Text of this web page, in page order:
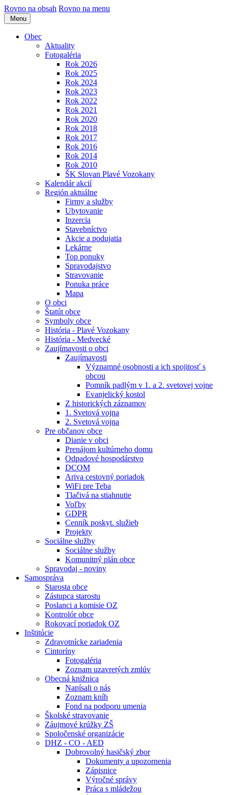
Rovno na obsah Rovno na menu
Menu
Obec
Aktuality
Fotogaléria
Rok 2026
Rok 2025
Rok 2024
Rok 2023
Rok 2022
Rok 2021
Rok 2020
Rok 2018
Rok 2017
Rok 2016
Rok 2014
Rok 2010
ŠK Slovan Plavé Vozokany
Kalendár akcií
Región aktuálne
Firmy a služby
Ubytovanie
Inzercia
Stavebníctvo
Akcie a podujatia
Lekárne
Top ponuky
Spravodajstvo
Stravovanie
Ponuka práce
Mapa
O obci
Štatút obce
Symboly obce
História - Plavé Vozokany
História - Medvecké
Zaujímavosti o obci
Zaujímavosti
Významné osobnosti a ich spojitosť s
obcou
Pomník padlým v 1. a 2. svetovej vojne
Evanjelický kostol
Z historických záznamov
1. Svetová vojna
2. Svetová vojna
Pre občanov obce
Dianie v obci
Prenájom kultúrneho domu
Odpadové hospodárstvo
DCOM
Ariva cestovný poriadok
WiFi pre Teba
Tlačivá na stiahnutie
Voľby
GDPR
Cenník poskyt. služieb
Projekty
Sociálne služby
Sociálne služby
Komunitný plán obce
Spravodaj - noviny
Samospráva
Starosta obce
Zástupca starostu
Poslanci a komisie OZ
Kontrolór obce
Rokovací poriadok OZ
Inštitúcie
Zdravotnícke zariadenia
Cintoríny
Fotogaléria
Zoznam uzavretých zmlúv
Obecná knižnica
Napísali o nás
Zoznam kníh
Fond na podporu umenia
Školské stravovanie
Záujmové krúžky ZŠ
Spoločenské organizácie
DHZ - CO - AED
Dobrovolný hasičský zbor
Dokumenty a upozornenia
Zápisnice
Výročné správy
Práca s mládežou